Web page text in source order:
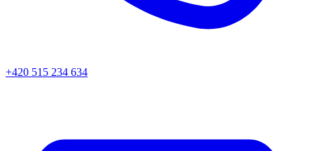
+420 515 234 634